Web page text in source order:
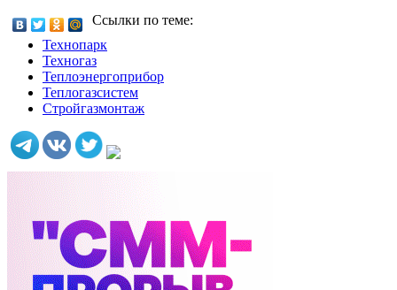
Ссылки по теме:
Технопарк
Техногаз
Теплоэнергоприбор
Теплогазсистем
Стройгазмонтаж